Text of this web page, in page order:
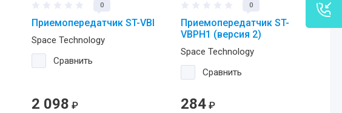
0
Приемопередатчик ST-VBI
Space Technology
Сравнить
2 098 ₽
0
Приемопередатчик ST-
VBPH1 (версия 2)
Space Technology
Сравнить
284 ₽